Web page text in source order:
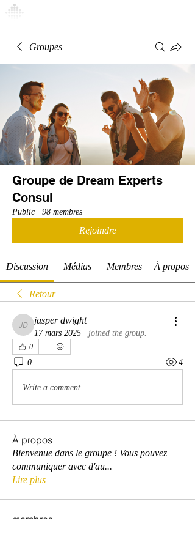
Groupes
Groupe de Dream Experts
Consul
Public · 98 membres
Rejoindre
Discussion Médias Membres À propos
Retour
jasper dwight
jasper dwight
17 mars 2025 · joined the group.
0
0 4
Write a comment...
À propos
Bienvenue dans le groupe ! Vous pouvez
communiquer avec d'au...
Lire plus
membres